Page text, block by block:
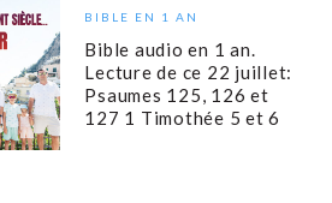
BIBLE EN 1 AN
Bible audio en 1 an.
Lecture de ce 22 juillet:
Psaumes 125, 126 et
127 1 Timothée 5 et 6